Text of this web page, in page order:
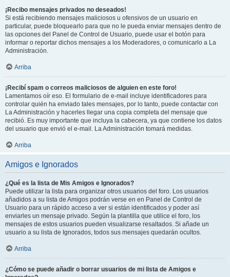
¡Recibo mensajes privados no deseados!
Si está recibiendo mensajes maliciosos u ofensivos de un usuario en
particular, puede bloquearlo para que no le pueda enviar mensajes dentro de
las opciones del Panel de Control de Usuario, puede usar el botón para
informar o reportar dichos mensajes a los Moderadores, o comunicarlo a La
Administración.
Arriba
¡Recibí spam o correos maliciosos de alguien en este foro!
Lamentamos oír eso. El formulario de e-mail incluye identificadores para
controlar quién ha enviado tales mensajes, por lo tanto, puede contactar con
La Administración y hacerles llegar una copia completa del mensaje que
recibió. Es muy importante que incluya la cabecera, ya que contiene los datos
del usuario que envió el e-mail. La Administración tomará medidas.
Arriba
Amigos e Ignorados
¿Qué es la lista de Mis Amigos e Ignorados?
Puede utilizar la lista para organizar otros usuarios del foro. Los usuarios
añadidos a su lista de Amigos podrán verse en en Panel de Control de
Usuario para un rápido acceso a ver si están identificados y poder así
enviarles un mensaje privado. Según la plantilla que utilice el foro, los
mensajes de estos usuarios pueden visualizarse resaltados. Si añade un
usuario a su lista de Ignorados, todos sus mensajes quedarán ocultos.
Arriba
¿Cómo se puede añadir o borrar usuarios de mi lista de Amigos e